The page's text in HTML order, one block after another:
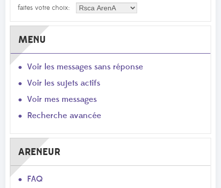
faites votre choix:
MENU
Voir les messages sans réponse
Voir les sujets actifs
Voir mes messages
Recherche avancée
ARENEUR
FAQ